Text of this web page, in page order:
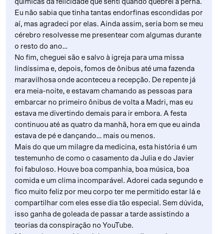
químicas da felicidade que senti quando quebrei a perna.
Eu não sabia que tinha tantas endorfinas escondidas por
aí, mas agradeci por elas. Ainda assim, seria bom se meu
cérebro resolvesse me presentear com algumas durante
o resto do ano…
No fim, cheguei são e salvo à igreja para uma missa
lindíssima e, depois, fomos de ônibus até uma fazenda
maravilhosa onde aconteceu a recepção. De repente já
era meia-noite, e estavam chamando as pessoas para
embarcar no primeiro ônibus de volta a Madri, mas eu
estava me divertindo demais para ir embora. A festa
continuou até as quatro da manhã, hora em que eu ainda
estava de pé e dançando… mais ou menos.
Mais do que um milagre da medicina, esta história é um
testemunho de como o casamento da Julia e do Javier
foi fabuloso. Houve boa companhia, boa música, boa
comida e um clima incomparável. Adorei cada segundo e
fico muito feliz por meu corpo ter me permitido estar lá e
compartilhar com eles esse dia tão especial. Sem dúvida,
isso ganha de goleada de passar a tarde assistindo a
teorias da conspiração no YouTube.